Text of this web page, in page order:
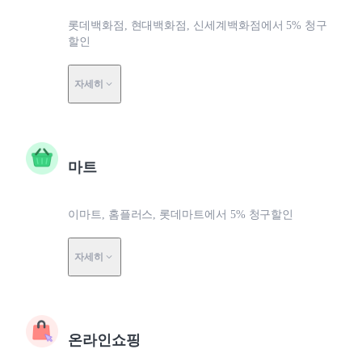
롯데백화점, 현대백화점, 신세계백화점에서 5% 청구
할인
자세히
마트
이마트, 홈플러스, 롯데마트에서 5% 청구할인
자세히
온라인쇼핑